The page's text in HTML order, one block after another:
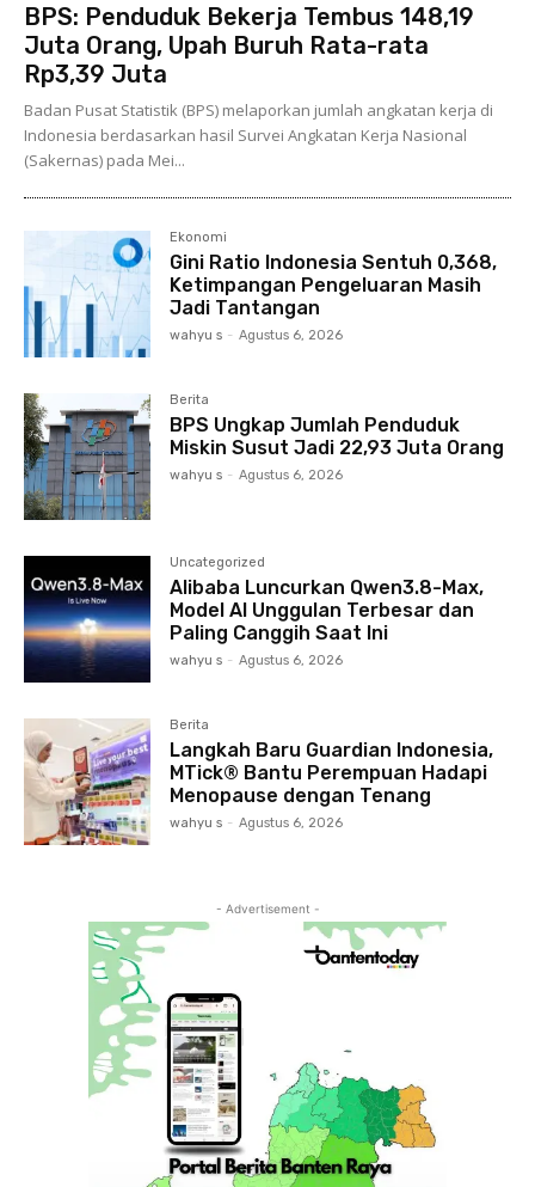
BPS: Penduduk Bekerja Tembus 148,19
Juta Orang, Upah Buruh Rata-rata
Rp3,39 Juta
Badan Pusat Statistik (BPS) melaporkan jumlah angkatan kerja di
Indonesia berdasarkan hasil Survei Angkatan Kerja Nasional
(Sakernas) pada Mei...
Ekonomi
Gini Ratio Indonesia Sentuh 0,368,
Ketimpangan Pengeluaran Masih
Jadi Tantangan
wahyu s - Agustus 6, 2026
Berita
BPS Ungkap Jumlah Penduduk
Miskin Susut Jadi 22,93 Juta Orang
wahyu s - Agustus 6, 2026
Uncategorized
Alibaba Luncurkan Qwen3.8-Max,
Model AI Unggulan Terbesar dan
Paling Canggih Saat Ini
wahyu s - Agustus 6, 2026
Berita
Langkah Baru Guardian Indonesia,
MTick® Bantu Perempuan Hadapi
Menopause dengan Tenang
wahyu s - Agustus 6, 2026
- Advertisement -